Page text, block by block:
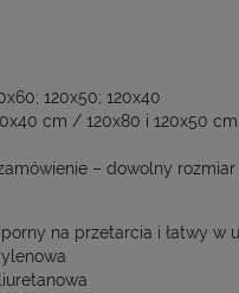
120x50; 120x40
cm / 120x80 i 120x50
– dowolny
na przetarcia i łatwy w